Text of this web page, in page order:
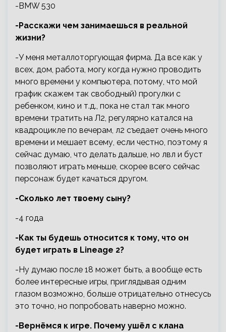
-BMW 530
-Расскажи чем занимаешься в реальной
жизни?
-У меня металлоторгующая фирма. Да все как у
всех, дом, работа, могу когда нужно проводить
много времени у компьютера, потому, что мой
график скажем так свободный) прогулки с
ребенком, кино и т.д., пока не стал так много
времени тратить на Л2, регулярно катался на
квадроцикле по вечерам, л2 съедает очень много
времени и мешает всему, если честно, поэтому я
сейчас думаю, что делать дальше, но лвл и буст
позволяют играть меньше, скорее всего сейчас
персонаж будет качаться другом.
-Сколько лет твоему сыну?
-4 года
-Как ты будешь относится к тому, что он
будет играть в Lineage 2?
-Ну думаю после 18 может быть, а вообще есть
более интересные игры, приглядывая одним
глазом возможно, больше отрицательно отнесусь
это точно, но попробовать наверно можно.
-Вернёмся к игре. Почему ушёл с клана